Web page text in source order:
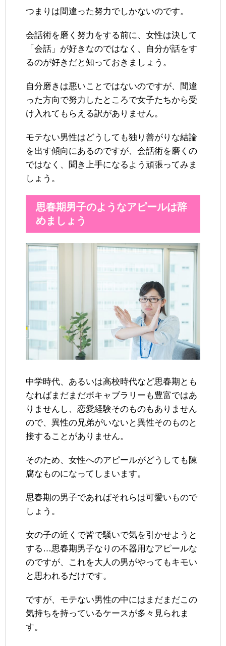
つまりは間違った努力でしかないのです。
会話術を磨く努力をする前に、女性は決して
「会話」が好きなのではなく、自分が話をす
るのが好きだと知っておきましょう。
自分磨きは悪いことではないのですが、間違
った方向で努力したところで女子たちから受
け入れてもらえる訳がありません。
モテない男性はどうしても独り善がりな結論
を出す傾向にあるのですが、会話術を磨くの
ではなく、聞き上手になるよう頑張ってみま
しょう。
思春期男子のようなアピールは辞
めましょう
中学時代、あるいは高校時代など思春期とも
なればまだまだボキャブラリーも豊富ではあ
りませんし、恋愛経験そのものもありません
ので、異性の兄弟がいないと異性そのものと
接することがありません。
そのため、女性へのアピールがどうしても陳
腐なものになってしまいます。
思春期の男子であればそれらは可愛いもので
しょう。
女の子の近くで皆で騒いで気を引かせようと
する…思春期男子なりの不器用なアピールな
のですが、これを大人の男がやってもキモい
と思われるだけです。
ですが、モテない男性の中にはまだまだこの
気持ちを持っているケースが多々見られま
す。